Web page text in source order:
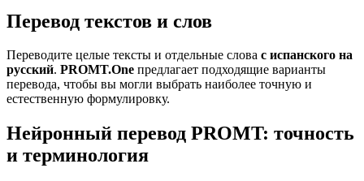
Перевод текстов и слов
Переводите целые тексты и отдельные слова с испанского на
русский. PROMT.One предлагает подходящие варианты
перевода, чтобы вы могли выбрать наиболее точную и
естественную формулировку.
Нейронный перевод PROMT: точность
и терминология